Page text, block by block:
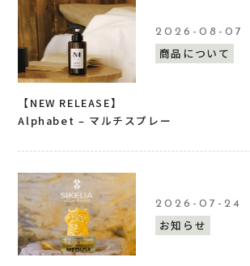
2026-08-07
商品について
【NEW RELEASE】
Alphabet – マルチスプレー
2026-07-24
お知らせ